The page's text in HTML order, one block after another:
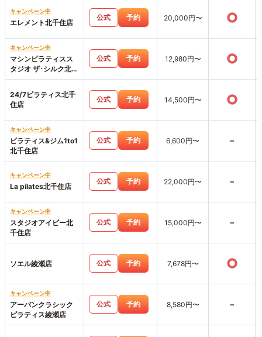
キャンペーン中
エレメント北千住店
公式 予約 20,000円〜 ○
キャンペーン中
マシンピラティスス
タジオ ザ･シルク北千
住店
公式 予約 12,980円〜 ○
24/7ピラティス北千
住店
公式 予約 14,500円〜 ○
キャンペーン中
ピラティス&ジム1to1
北千住店
公式 予約 6,600円〜 -
キャンペーン中
La pilates北千住店
公式 予約 22,000円〜 -
キャンペーン中
スタジオアイビー北
千住店
公式 予約 15,000円〜 -
ソエル綾瀬店 公式 予約 7,678円〜 ○
キャンペーン中
アーバンクラシック
ピラティス綾瀬店
公式 予約 8,580円〜 -